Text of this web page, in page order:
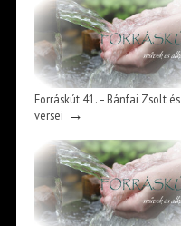
Forráskút 41. – Bánfai Zsolt és
versei →